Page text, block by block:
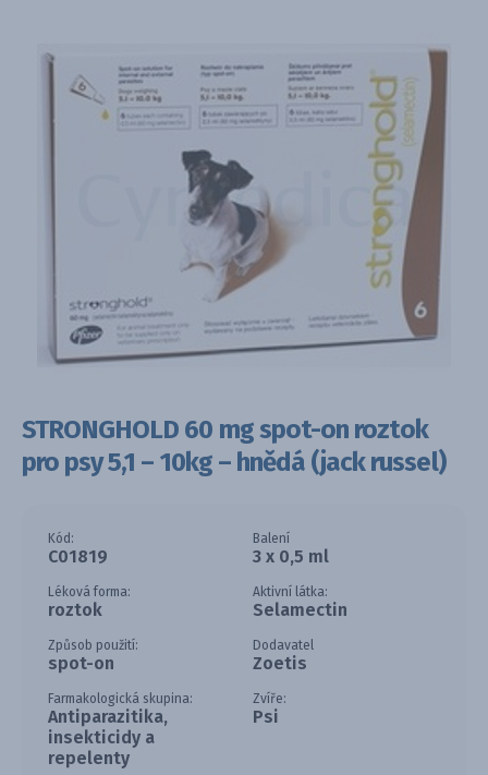
STRONGHOLD 60 mg spot-on roztok
pro psy 5,1 – 10kg – hnědá (jack russel)
Kód:
C01819
Balení
3 x 0,5 ml
Léková forma:
roztok
Aktivní látka:
Selamectin
Způsob použití:
spot-on
Dodavatel
Zoetis
Farmakologická skupina:
Antiparazitika,
insekticidy a
repelenty
Zvíře:
Psi